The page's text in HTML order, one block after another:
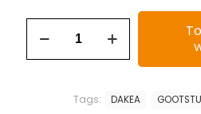
Tags: DAKEA